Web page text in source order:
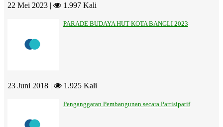
22 Mei 2023 | 1.997 Kali
PARADE BUDAYA HUT KOTA BANGLI 2023
23 Juni 2018 | 1.925 Kali
Penganggaran Pembangunan secara Partisipatif